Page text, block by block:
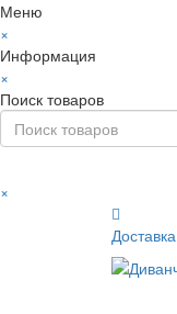
Меню
×
Информация
×
Поиск товаров
×
Доставка